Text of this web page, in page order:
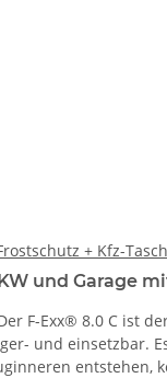
+ Kfz-
und Garage
F-Exx® 8.0 C ist
und einsetzbar.
entstehen,